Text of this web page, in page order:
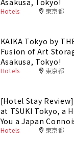
Hotels 東京都
KAIKA Tokyo by
Fusion of Art
Asakusa, Tokyo!
Hotels 東京都
[Hotel Stay
at TSUKI Tokyo, a
You a Japan
Hotels 東京都